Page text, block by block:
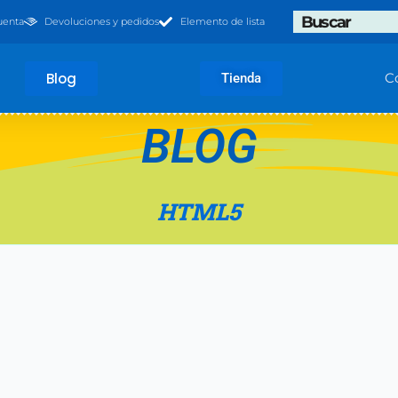
Devoluciones y pedidos Elemento de lista Search
Blog Tienda
BLOG
HTML5